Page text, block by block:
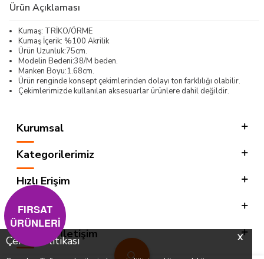
X
Çerez Politikası
Ürün Açıklaması
Kumaş: TRİKO/ÖRME
Kumaş İçerik: %100 Akrilik
Ürün Uzunluk:75cm.
Modelin Bedeni:38/M beden.
Manken Boyu:1.68cm.
Ürün renginde konsept çekimlerinden dolayı ton farklılığı olabilir.
Çekimlerimizde kullanılan aksesuarlar ürünlere dahil değildir.
Kurumsal
Kategorilerimiz
Hızlı Erişim
Sosyal
Adres & İletişim
FIRSAT
ÜRÜNLERİ